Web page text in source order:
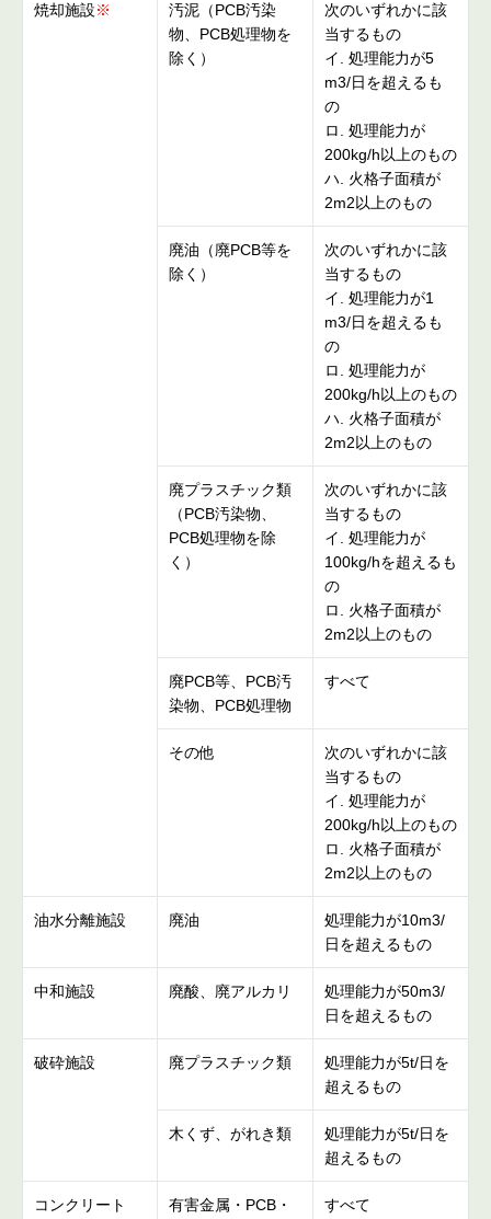
焼却施設※
汚泥（PCB汚染
物、PCB処理物を
除く）
次のいずれかに該
当するもの
イ. 処理能力が5
m3/日を超えるも
の
ロ. 処理能力が
200kg/h以上のもの
ハ. 火格子面積が
2m2以上のもの
廃油（廃PCB等を
除く）
次のいずれかに該
当するもの
イ. 処理能力が1
m3/日を超えるも
の
ロ. 処理能力が
200kg/h以上のもの
ハ. 火格子面積が
2m2以上のもの
廃プラスチック類
（PCB汚染物、
PCB処理物を除
く）
次のいずれかに該
当するもの
イ. 処理能力が
100kg/hを超えるも
の
ロ. 火格子面積が
2m2以上のもの
廃PCB等、PCB汚
染物、PCB処理物
すべて
その他
次のいずれかに該
当するもの
イ. 処理能力が
200kg/h以上のもの
ロ. 火格子面積が
2m2以上のもの
油水分離施設 廃油
処理能力が10m3/
日を超えるもの
中和施設 廃酸、廃アルカリ
処理能力が50m3/
日を超えるもの
破砕施設 廃プラスチック類
処理能力が5t/日を
超えるもの
木くず、がれき類
処理能力が5t/日を
超えるもの
コンクリート
有害金属・PCB・
すべて